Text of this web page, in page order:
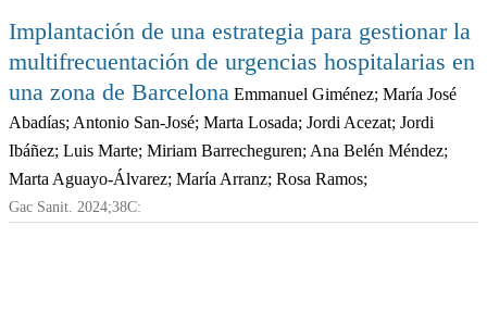
Implantación de una estrategia para gestionar la
multifrecuentación de urgencias hospitalarias en
una zona de Barcelona Emmanuel Giménez; María José
Abadías; Antonio San-José; Marta Losada; Jordi Acezat; Jordi
Ibáñez; Luis Marte; Miriam Barrecheguren; Ana Belén Méndez;
Marta Aguayo-Álvarez; María Arranz; Rosa Ramos;
Gac Sanit. 2024;38C: